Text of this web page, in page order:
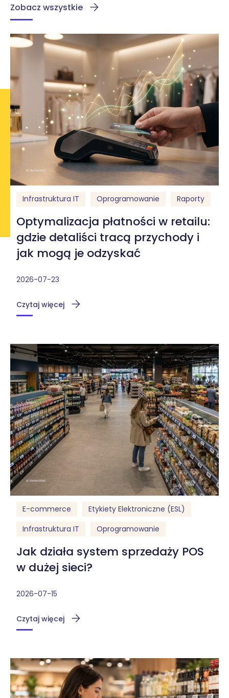
Zobacz wszystkie
Infrastruktura IT Oprogramowanie Raporty
Optymalizacja płatności w retailu:
gdzie detaliści tracą przychody i
jak mogą je odzyskać
2026-07-23
Czytaj więcej
E-commerce
Etykiety Elektroniczne (ESL)
Infrastruktura IT
Oprogramowanie
Jak działa system sprzedaży POS
w dużej sieci?
2026-07-15
Czytaj więcej